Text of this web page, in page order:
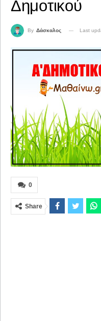
Δημοτικού
By Δάσκαλος Last
0
Share